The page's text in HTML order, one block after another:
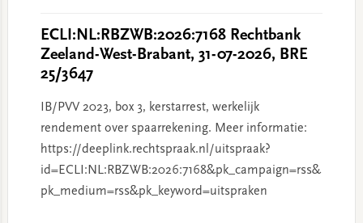
ECLI:NL:RBZWB:2026:7168 Rechtbank
Zeeland-West-Brabant, 31-07-2026, BRE
25/3647
IB/PVV 2023, box 3, kerstarrest, werkelijk
rendement over spaarrekening. Meer informatie:
https://deeplink.rechtspraak.nl/uitspraak?
id=ECLI:NL:RBZWB:2026:7168&pk_campaign=rss&
pk_medium=rss&pk_keyword=uitspraken